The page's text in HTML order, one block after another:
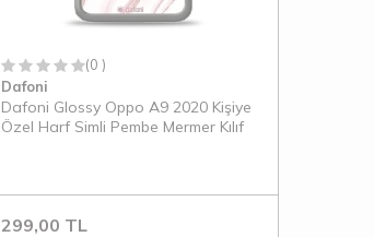
(0 )
Dafoni
Dafoni Glossy Oppo A9 2020 Kişiye
Özel Harf Simli Pembe Mermer Kılıf
299,00 TL